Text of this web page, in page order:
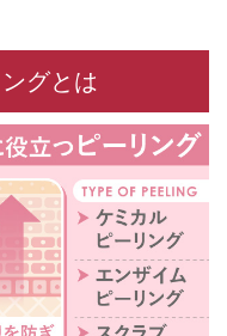
グとは